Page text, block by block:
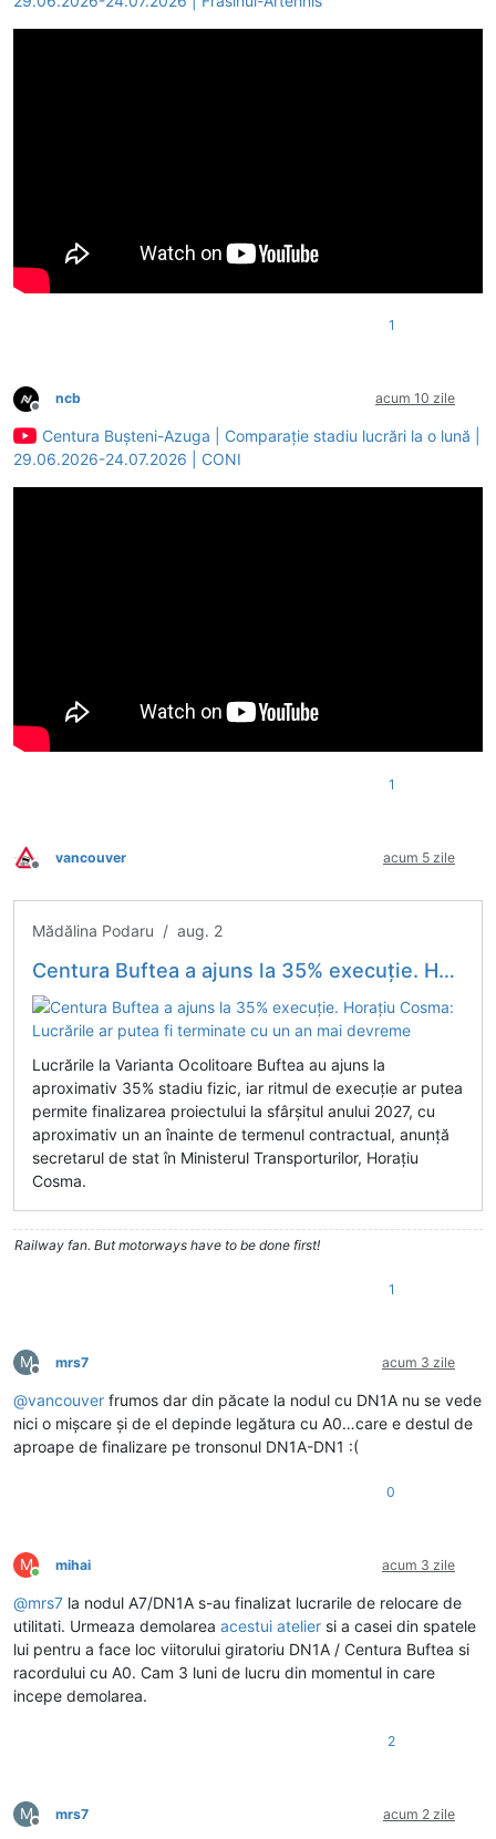
1
Deconectat
ncb acum 10 zile
Centura Bușteni-Azuga | Comparație stadiu lucrări la o lună |
29.06.2026-24.07.2026 | CONI
1
Deconectat
vancouver acum 5 zile
Mădălina Podaru / aug. 2
Centura Buftea a ajuns la 35% execuție. Horațiu Cosma: Lucrările ar putea fi terminate cu un an mai devreme
Lucrările la Varianta Ocolitoare Buftea au ajuns la
aproximativ 35% stadiu fizic, iar ritmul de execuție ar putea
permite finalizarea proiectului la sfârșitul anului 2027, cu
aproximativ un an înainte de termenul contractual, anunță
secretarul de stat în Ministerul Transporturilor, Horațiu
Cosma.
Railway fan. But motorways have to be done first!
1
M
Deconectat
mrs7 acum 3 zile
@vancouver frumos dar din păcate la nodul cu DN1A nu se vede
nici o mișcare și de el depinde legătura cu A0…care e destul de
aproape de finalizare pe tronsonul DN1A-DN1 :(
0
M
Conectat
mihai acum 3 zile
@mrs7 la nodul A7/DN1A s-au finalizat lucrarile de relocare de
utilitati. Urmeaza demolarea acestui atelier si a casei din spatele
lui pentru a face loc viitorului giratoriu DN1A / Centura Buftea si
racordului cu A0. Cam 3 luni de lucru din momentul in care
incepe demolarea.
2
M
Deconectat
mrs7 acum 2 zile